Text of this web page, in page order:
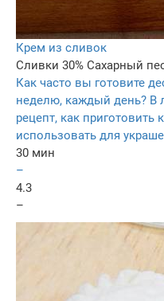
Крем из сливок
Сливки 30% Сахарный
Как часто вы готовите
неделю, каждый день? В
рецепт, как
использовать для
30 мин
–
4.3
–